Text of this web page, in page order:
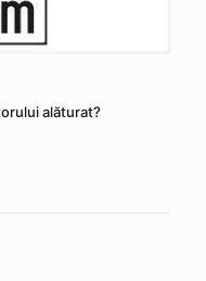
alăturat?